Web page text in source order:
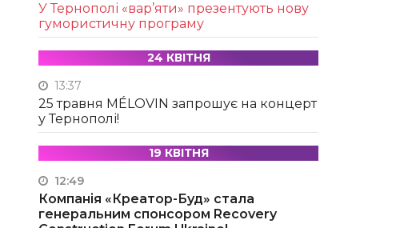
У Тернополі «вар’яти» презентують нову
гумористичну програму
24 КВІТНЯ
13:37
25 травня MÉLOVIN запрошує на концерт
у Тернополі!
19 КВІТНЯ
12:49
Компанія «Креатор-Буд» стала
генеральним спонсором Recovery